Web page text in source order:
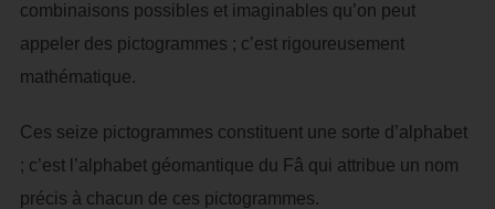
combinaisons possibles et imaginables qu’on peut
appeler des pictogrammes ; c’est rigoureusement
mathématique.
Ces seize pictogrammes constituent une sorte d’alphabet
; c’est l’alphabet géomantique du Fâ qui attribue un nom
précis à chacun de ces pictogrammes.